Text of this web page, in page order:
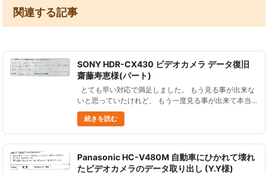
関連する記事
SONY HDR-CX430 ビデオカメラ データ復旧
齋藤寿恵様(パート)
とても早い対応で満足しました。 もう見る事が出来な
いと思っていたけれど、 もう一度見る事が出来て本当
にお願いして良かったです。 SONY HDR-CX430 ビデ
オカメラ データ復旧 齋藤寿恵様(パート) ......
続きを読む
Panasonic HC-V480M 自動車にひかれて壊れ
たビデオカメラのデータ取り出し (Y.Y様)